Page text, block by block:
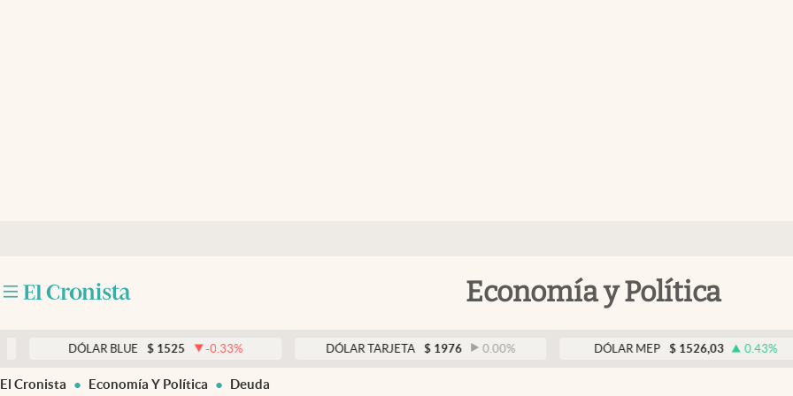
Economía y Política
DÓLAR BLUE $ 1525 -0.33 % DÓLAR TARJETA $ 1976 0.00 % DÓLAR MEP $ 1526,03 0.43 %
El Cronista Economía Y Política Deuda